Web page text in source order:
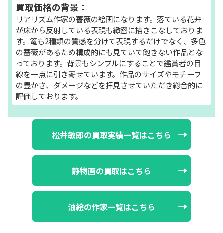
買取価格の背景：
リアリズム作家の薔薇の絵画になります。落ている花弁
が床から反射している表現も緻密に描きこなしておりま
す。篭も2種類の質感を分けて表現するだけでなく、多色
の薔薇があるため構成的にも見ていて飽きない作品とな
っております。背景もシンプルにすることで鑑賞者の目
線を一点に引き寄せています。作品のサイズやモチーフ
の豊かさ、ダメージなどを拝見させていただき総合的に
評価しております。
松井敏郎の買取実績一覧はこちら
静物画の買取はこちら
油絵の作家一覧はこちら